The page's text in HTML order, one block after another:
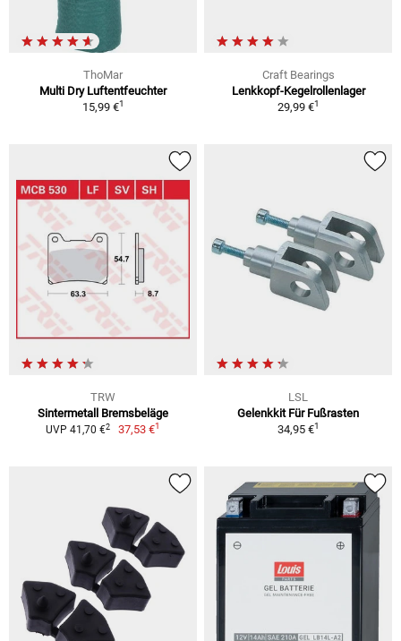
ThoMar
Multi Dry Luftentfeuchter
15,99 €1
Craft Bearings
Lenkkopf-Kegelrollenlager
29,99 €1
TRW
Sintermetall Bremsbeläge
UVP 41,70 €2 37,53 €1
LSL
Gelenkkit Für Fußrasten
34,95 €1